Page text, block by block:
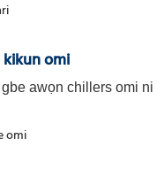
omi
awọn chillers omi ni